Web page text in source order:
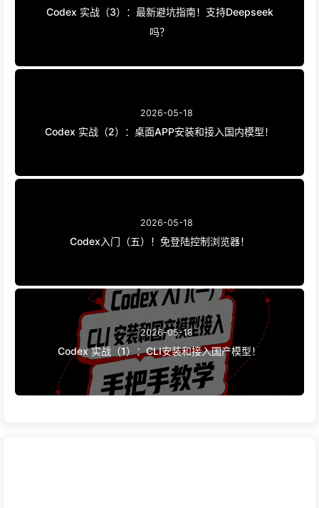
Codex 实战（3）：最新避坑指南！支持Deepseek
吗？
2026-05-18
Codex 实战（2）：桌面APP安装和接入国内模型！
2026-05-18
Codex入门（五）！免登陆控制浏览器！
2026-05-18
Codex 实战（1）：CLI安装和接入国产模型！